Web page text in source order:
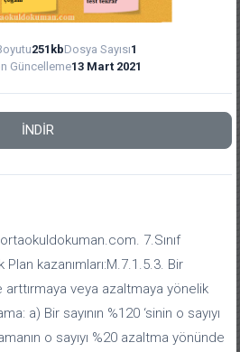
251kbDosya Sayısı1
Güncelleme13 Mart 2021
İNDİR
7.Sınıf
kazanımları:M.7.1.5.3. Bir
veya azaltmaya yönelik
a) Bir sayının %120 ‘sinin o sayıyı
o sayıyı %20 azaltma yönünde